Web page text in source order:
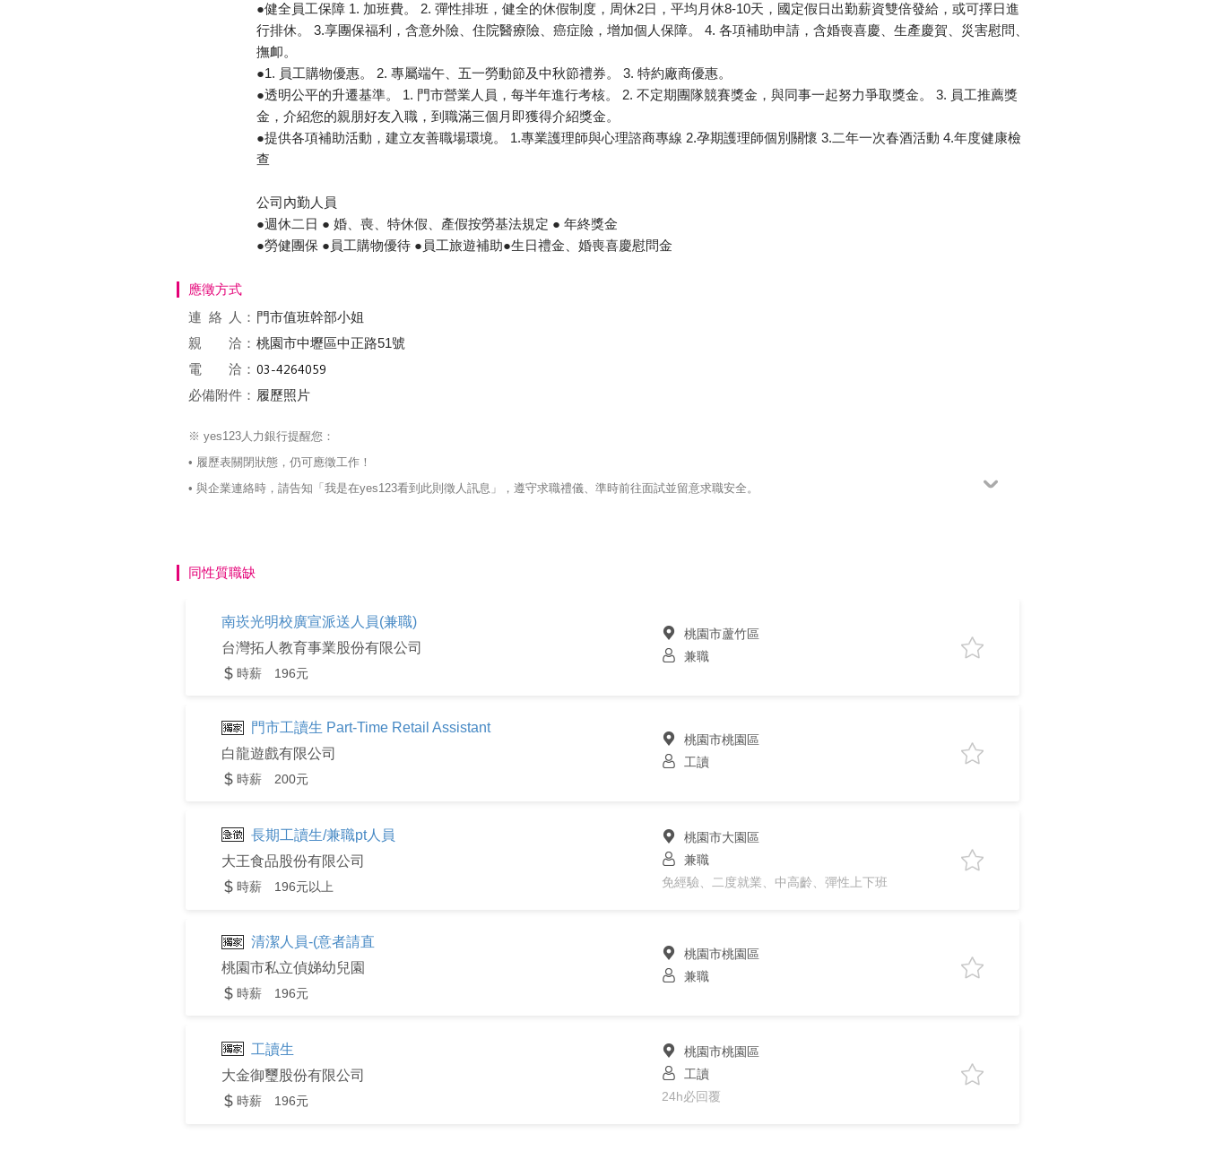
●健全員工保障 1. 加班費。 2. 彈性排班，健全的休假制度，周休2日，平均月休8-10天，國定假日出勤薪資雙倍發給，或可擇日進
行排休。 3.享團保福利，含意外險、住院醫療險、癌症險，增加個人保障。 4. 各項補助申請，含婚喪喜慶、生產慶賀、災害慰問、
撫卹。
●1. 員工購物優惠。 2. 專屬端午、五一勞動節及中秋節禮券。 3. 特約廠商優惠。
●透明公平的升遷基準。 1. 門市營業人員，每半年進行考核。 2. 不定期團隊競賽獎金，與同事一起努力爭取獎金。 3. 員工推薦獎
金，介紹您的親朋好友入職，到職滿三個月即獲得介紹獎金。
●提供各項補助活動，建立友善職場環境。 1.專業護理師與心理諮商專線 2.孕期護理師個別關懷 3.二年一次春酒活動 4.年度健康檢
查
公司內勤人員
●週休二日 ● 婚、喪、特休假、產假按勞基法規定 ● 年終獎金
●勞健團保 ●員工購物優待 ●員工旅遊補助●生日禮金、婚喪喜慶慰問金
應徵方式
連絡
人： 門市值班幹部小姐
親 洽： 桃園市中壢區中正路51號
電 洽：
必備附件： 履歷照片
※ yes123人力銀行提醒您：
• 履歷表關閉狀態，仍可應徵工作！
• 與企業連絡時，請告知「我是在yes123看到此則徵人訊息」，遵守求職禮儀、準時前往面試並留意求職安全。
同性質職缺
南崁光明校廣宣派送人員(兼職)
台灣拓人教育事業股份有限公司
時薪 196元
桃園市蘆竹區
兼職
門市工讀生 Part-Time Retail Assistant
白龍遊戲有限公司
時薪 200元
桃園市桃園區
工讀
長期工讀生/兼職pt人員
大王食品股份有限公司
時薪 196元以上
桃園市大園區
兼職
免經驗、二度就業、中高齡、彈性上下班
清潔人員-(意者請直
桃園市私立偵娣幼兒園
時薪 196元
桃園市桃園區
兼職
工讀生
大金御璽股份有限公司
時薪 196元
桃園市桃園區
工讀
24h必回覆